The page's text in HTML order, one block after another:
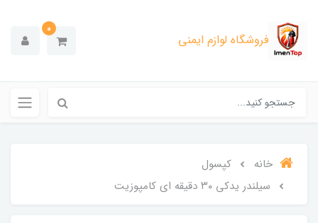
فروشگاه لوازم ایمنی
0
خانه
کپسول
سیلندر یدکی ۳۰ دقیقه ای کامپوزیت